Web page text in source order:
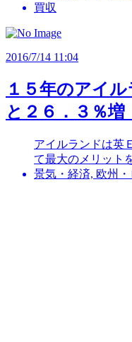
買収
2016/7/14 11:04
１５年のアイ
と２６．３％
アイルランドは英
て最大のメリット
景気・経済, 欧州